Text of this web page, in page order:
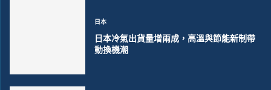
日本
日本冷氣出貨量增兩成，高溫與節能新制帶
動換機潮